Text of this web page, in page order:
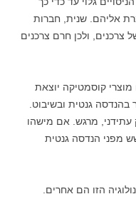
אליהם. שנית, חברות
צרכנים, ולכן חרם צרכנים
קוסמטיקה יוצאת
גנטית ובשיבוט.
עתידני, מרגש. אם מישהו
מפני הנדסה גנטית
הזו הם אחרים.